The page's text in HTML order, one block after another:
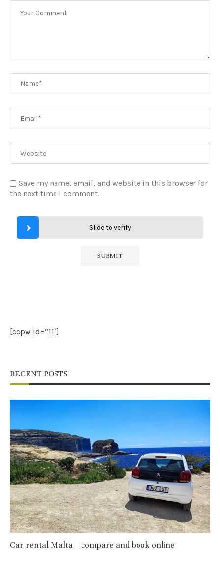
Save my name, email, and website in this browser for
the next time I comment.
Slide to verify
[ccpw id=”11″]
RECENT POSTS
Car rental Malta – compare and book online